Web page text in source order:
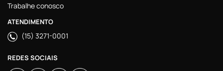
Trabalhe conosco
ATENDIMENTO
(15) 3271-0001
REDES SOCIAIS